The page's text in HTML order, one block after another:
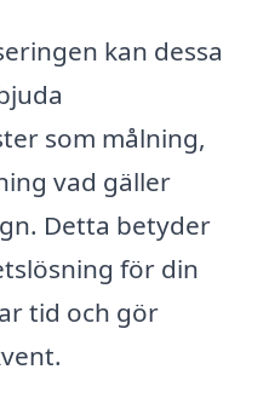
kan dessa
som målning,
vad gäller
Detta betyder
för din
tid och gör